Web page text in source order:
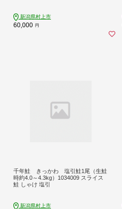
新潟県村上市
60,000 円
千年鮭 きっかわ 塩引鮭1尾（生鮭
時約4.0～4.3kg）1034009 スライス
鮭 しゃけ 塩引
新潟県村上市